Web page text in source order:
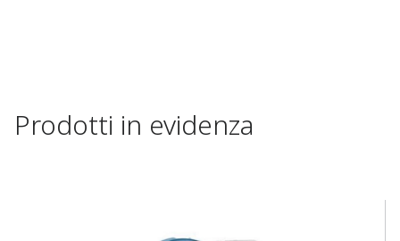
Prodotti in evidenza